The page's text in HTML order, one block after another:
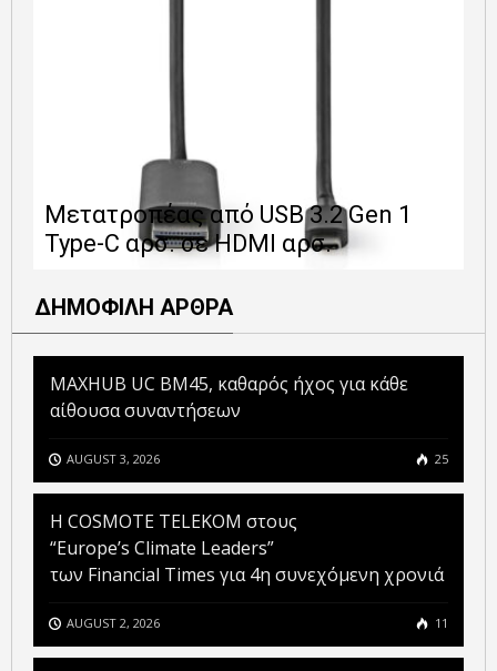
Μετατροπέας από USB 3.2 Gen 1
Type-C αρσ. σε HDMI αρσ.
ΔΗΜΟΦΙΛΗ ΑΡΘΡΑ
MAXHUB UC BM45, καθαρός ήχος για κάθε
αίθουσα συναντήσεων
AUGUST 3, 2026 25
Η COSMOTE TELEKOM στους
“Europe’s Climate Leaders”
των Financial Times για 4η συνεχόμενη χρονιά
AUGUST 2, 2026 11